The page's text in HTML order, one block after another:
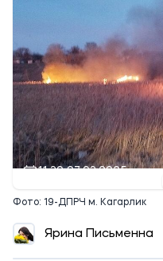
11:30 07.03.2025
Фото: 19-ДПРЧ м. Кагарлик
Ярина Письменна